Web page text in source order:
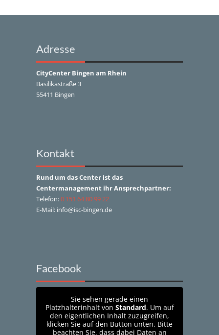
Adresse
CityCenter Bingen am Rhein
Basilikastraße 3
55411 Bingen
Kontakt
Rund um das Center ist das
Centermanagement ihr Ansprechpartner:
Telefon:0 151 64 80 99 22
E-Mail: info@isc-bingen.de
Facebook
Sie sehen gerade einen
Platzhalterinhalt von Standard. Um auf
den eigentlichen Inhalt zuzugreifen,
klicken Sie auf den Button unten. Bitte
beachten Sie, dass dabei Daten an